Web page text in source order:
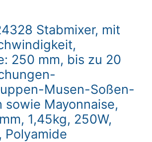
Stabmixer, mit
250 mm, bis zu 20
Musen-Soßen-
sowie Mayonnaise,
1,45kg, 250W,
Polyamide